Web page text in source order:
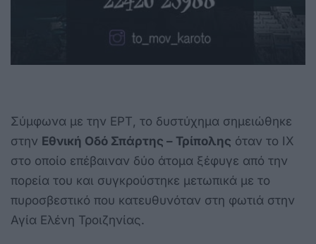
Σύμφωνα με την ΕΡΤ, το δυστύχημα σημειώθηκε
στην Εθνική Οδό Σπάρτης – Τρίπολης όταν το ΙΧ
στο οποίο επέβαιναν δύο άτομα ξέφυγε από την
πορεία του και συγκρούστηκε μετωπικά με το
πυροσβεστικό που κατευθυνόταν στη φωτιά στην
Αγία Ελένη Τροιζηνίας.